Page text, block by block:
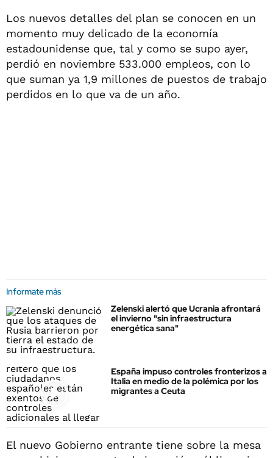
Los nuevos detalles del plan se conocen en un
momento muy delicado de la economía
estadounidense que, tal y como se supo ayer,
perdió en noviembre 533.000 empleos, con lo
que suman ya 1,9 millones de puestos de trabajo
perdidos en lo que va de un año.
Informate más
Zelenski alertó que Ucrania afrontará
el invierno "sin infraestructura
energética sana"
España impuso controles fronterizos a
Italia en medio de la polémica por los
migrantes a Ceuta
El nuevo Gobierno entrante tiene sobre la mesa